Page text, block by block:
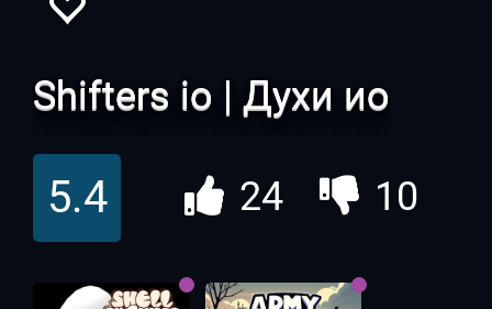
Shifters io | Духи ио
5.4 24 10